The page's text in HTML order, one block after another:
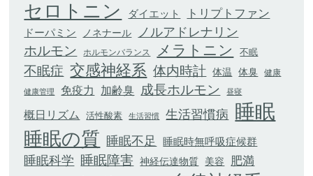
セロトニン ダイエット トリプトファン
ドーパミン ノネナール ノルアドレナリン
ホルモン ホルモンバランス メラトニン 不眠
不眠症 交感神経系 体内時計 体温 体臭 健康
健康管理 免疫力 加齢臭 成長ホルモン 昼寝
概日リズム 活性酸素 生活習慣 生活習慣病 睡眠
睡眠の質 睡眠不足 睡眠時無呼吸症候群
睡眠科学 睡眠障害 神経伝達物質 美容 肥満